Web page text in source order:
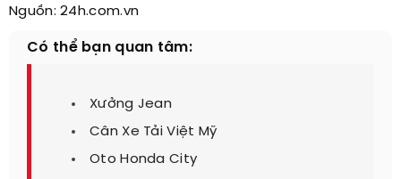
Nguồn: 24h.com.vn​
Có thể bạn quan tâm:
Xưởng Jean
Cân Xe Tải Việt Mỹ
Oto Honda City